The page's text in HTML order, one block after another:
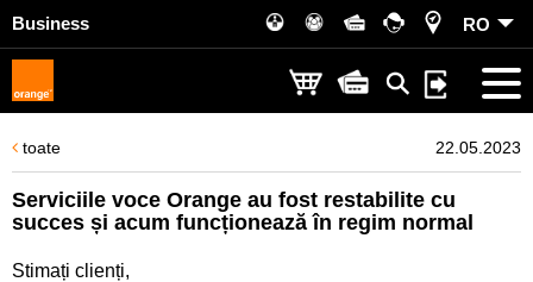
Business RO
toate 22.05.2023
Serviciile voce Orange au fost restabilite cu
succes și acum funcționează în regim normal
Stimați clienți,